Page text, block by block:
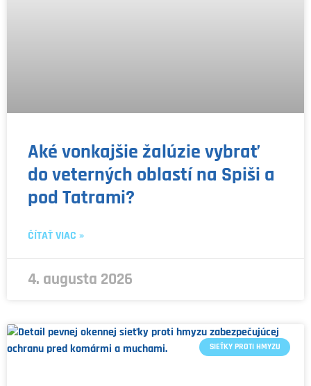
Aké vonkajšie žalúzie vybrať
do veterných oblastí na Spiši a
pod Tatrami?
ČÍTAŤ VIAC »
4. augusta 2026
SIEŤKY PROTI HMYZU